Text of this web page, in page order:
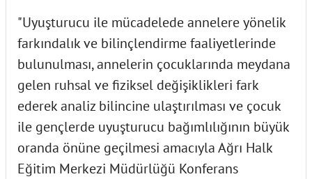
"Uyuşturucu ile mücadelede annelere yönelik
farkındalık ve bilinçlendirme faaliyetlerinde
bulunulması, annelerin çocuklarında meydana
gelen ruhsal ve fiziksel değişiklikleri fark
ederek analiz bilincine ulaştırılması ve çocuk
ile gençlerde uyuşturucu bağımlılığının büyük
oranda önüne geçilmesi amacıyla Ağrı Halk
Eğitim Merkezi Müdürlüğü Konferans